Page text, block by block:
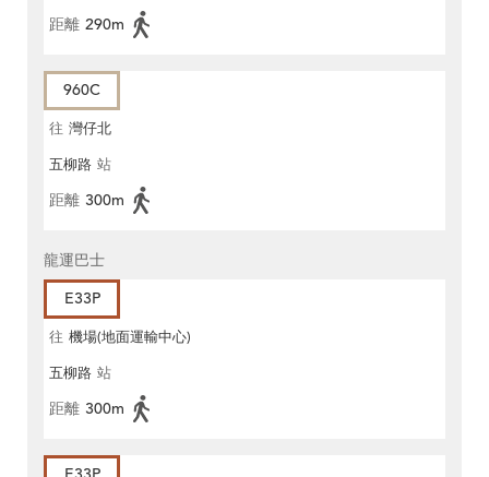
距離 290m
960C
往 灣仔北
五柳路 站
距離 300m
龍運巴士
E33P
往 機場(地面運輸中心)
五柳路 站
距離 300m